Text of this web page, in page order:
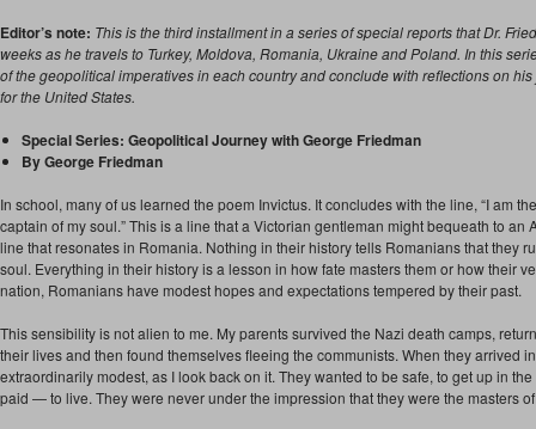
Editor’s note: This is the third installment in a series of special reports that Dr.
weeks as he travels to Turkey, Moldova, Romania, Ukraine and Poland. In this
of the geopolitical imperatives in each country and conclude with reflections on
for the United States.
Special Series: Geopolitical Journey with George Friedman
By George Friedman
In school, many of us learned the poem Invictus. It concludes with the line, “I am
captain of my soul.” This is a line that a Victorian gentleman might bequeath to an
line that resonates in Romania. Nothing in their history tells Romanians that they
soul. Everything in their history is a lesson in how fate masters them or how their
nation, Romanians have modest hopes and expectations tempered by their past.
This sensibility is not alien to me. My parents survived the Nazi death camps,
their lives and then found themselves fleeing the communists. When they arrived
extraordinarily modest, as I look back on it. They wanted to be safe, to get up in
paid — to live. They were never under the impression that they were the masters